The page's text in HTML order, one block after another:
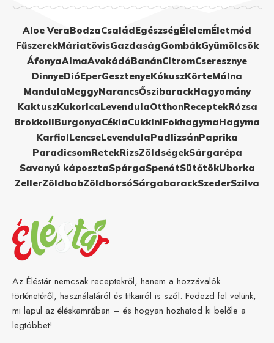
Aloe VeraBodzaCsaládEgészségÉlelemÉletmód
FűszerekMáriatövisGazdaságGombákGyümölcsök
ÁfonyaAlmaAvokádóBanánCitromCseresznye
DinnyeDióEperGesztenyeKókuszKörteMálna
MandulaMeggyNarancsŐszibarackHagyomány
KaktuszKukoricaLevendulaOtthonReceptekRózsa
BrokkoliBurgonyaCéklaCukkiniFokhagymaHagyma
KarfiolLencseLevendulaPadlizsánPaprika
ParadicsomRetekRizsZöldségekSárgarépa
Savanyú káposztaSpárgaSpenótSütőtökUborka
ZellerZöldbabZöldborsóSárgabarackSzederSzilva
Az Éléstár nemcsak receptekről, hanem a hozzávalók
történetéről, használatáról és titkairól is szól. Fedezd fel velünk,
mi lapul az éléskamrában – és hogyan hozhatod ki belőle a
legtöbbet!